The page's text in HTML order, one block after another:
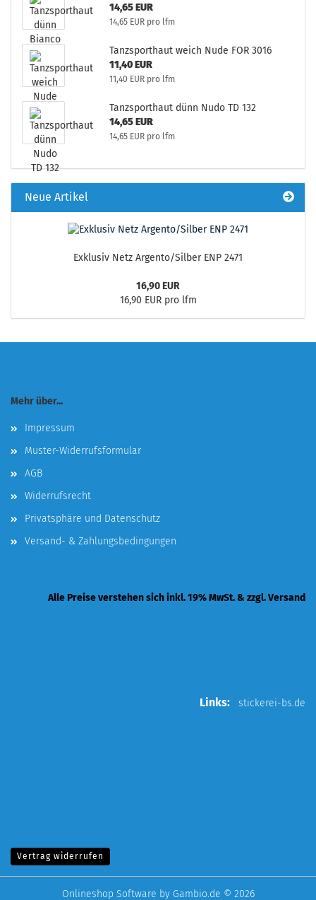
14,65 EUR
14,65 EUR pro lfm
Tanzsporthaut weich Nude FOR 3016
11,40 EUR
11,40 EUR pro lfm
Tanzsporthaut dünn Nudo TD 132
14,65 EUR
14,65 EUR pro lfm
Neue Artikel
Exklusiv Netz Argento/Silber ENP 2471
16,90 EUR
16,90 EUR pro lfm
Mehr über...
Impressum
Muster-Widerrufsformular
AGB
Widerrufsrecht
Privatsphäre und Datenschutz
Versand- & Zahlungsbedingungen
Alle Preise verstehen sich inkl. 19% MwSt. & zzgl. Versand
Links: stickerei-bs.de
Vertrag widerrufen
Onlineshop Software by Gambio.de © 2026